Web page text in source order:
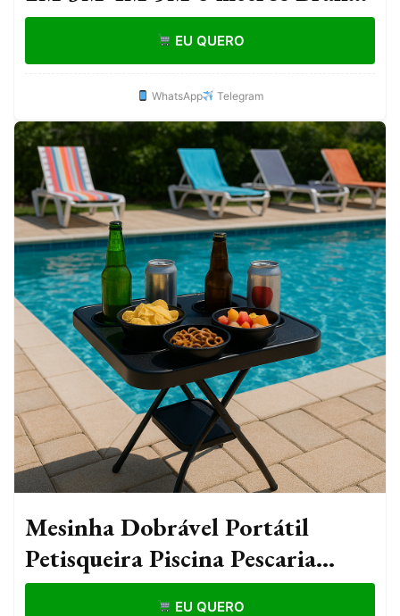
Palha Sala Quarto Porta Janela
EU QUERO
WhatsApp Telegram
Mesinha Dobrável Portátil
Petisqueira Piscina Pescaria
Camping Praia
EU QUERO